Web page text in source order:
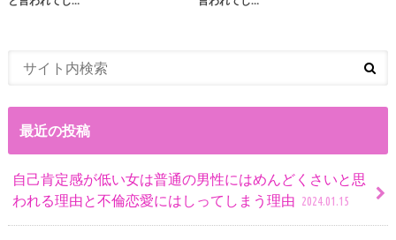
最近の投稿
自己肯定感が低い女は普通の男性にはめんどくさいと思
われる理由と不倫恋愛にはしってしまう理由 2024.01.15